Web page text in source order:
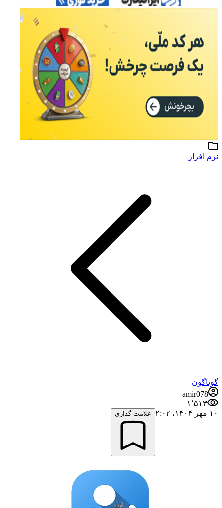
نرم افزار
گوناگون
amir078
۱٬۵۱۳
۱۰ مهر ۱۴۰۴،‏ ۲:۰۲
علامت گذاری